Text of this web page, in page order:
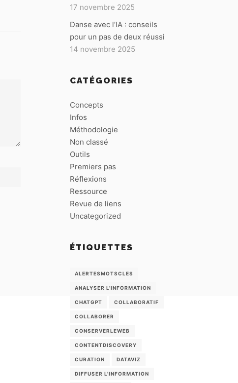
17 novembre 2025
Danse avec l’IA : conseils
pour un pas de deux réussi
14 novembre 2025
CATÉGORIES
Concepts
Infos
Méthodologie
Non classé
Outils
Premiers pas
Réflexions
Ressource
Revue de liens
Uncategorized
ÉTIQUETTES
ALERTESMOTSCLES
ANALYSER L'INFORMATION
CHATGPT COLLABORATIF
COLLABORER
CONSERVERLEWEB
CONTENTDISCOVERY
CURATION DATAVIZ
DIFFUSER L'INFORMATION